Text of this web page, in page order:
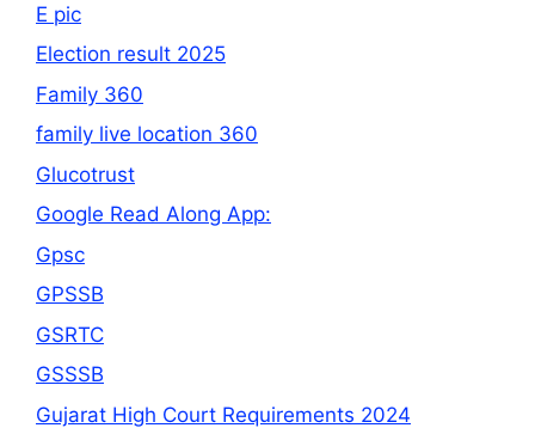
E pic
Election result 2025
Family 360
family live location 360
Glucotrust
Google Read Along App:
Gpsc
GPSSB
GSRTC
GSSSB
Gujarat High Court Requirements 2024